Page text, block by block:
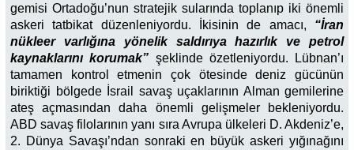
gemisi Ortadoğu’nun stratejik sularında toplanıp iki önemli
askeri tatbikat düzenleniyordu. İkisinin de amacı, “İran
nükleer varlığına yönelik saldırıya hazırlık ve petrol
kaynaklarını korumak” şeklinde özetleniyordu. Lübnan’ı
tamamen kontrol etmenin çok ötesinde deniz gücünün
biriktiği bölgede İsrail savaş uçaklarının Alman gemilerine
ateş açmasından daha önemli gelişmeler bekleniyordu.
ABD savaş filolarının yanı sıra Avrupa ülkeleri D. Akdeniz’e,
2. Dünya Savaşı’ndan sonraki en büyük askeri yığınağını